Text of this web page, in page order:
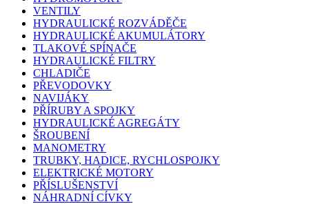
VENTILY
HYDRAULICKÉ ROZVÁDĚČE
HYDRAULICKÉ AKUMULÁTORY
TLAKOVÉ SPÍNAČE
HYDRAULICKÉ FILTRY
CHLADIČE
PŘEVODOVKY
NAVIJÁKY
PŘÍRUBY A SPOJKY
HYDRAULICKÉ AGREGÁTY
ŠROUBENÍ
MANOMETRY
TRUBKY, HADICE, RYCHLOSPOJKY
ELEKTRICKÉ MOTORY
PŘÍSLUŠENSTVÍ
NÁHRADNÍ CÍVKY